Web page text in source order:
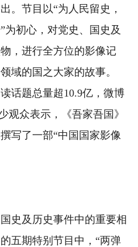
。节目以“为人民留史，
为初心，对党史、国史及
，进行全方位的影像记
域的国之大家的故事。
话题总量超10.9亿，微博
观众表示，《吾家吾国》
写了一部“中国国家影像
史及历史事件中的重要相
五期特别节目中，“两弹